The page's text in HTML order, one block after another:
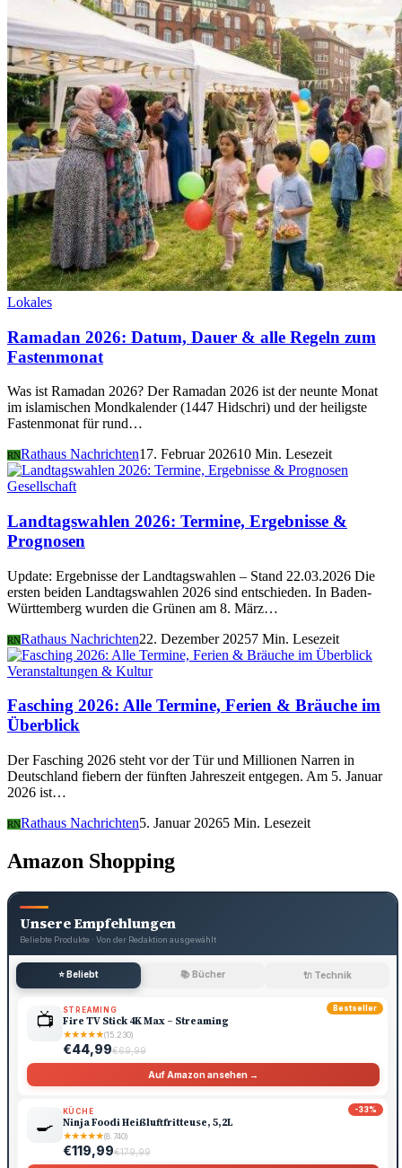
Lokales
Ramadan 2026: Datum, Dauer & alle Regeln zum
Fastenmonat
Was ist Ramadan 2026? Der Ramadan 2026 ist der neunte Monat
im islamischen Mondkalender (1447 Hidschri) und der heiligste
Fastenmonat für rund…
RNRathaus Nachrichten17. Februar 202610 Min. Lesezeit
Gesellschaft
Landtagswahlen 2026: Termine, Ergebnisse &
Prognosen
Update: Ergebnisse der Landtagswahlen – Stand 22.03.2026 Die
ersten beiden Landtagswahlen 2026 sind entschieden. In Baden-
Württemberg wurden die Grünen am 8. März…
RNRathaus Nachrichten22. Dezember 20257 Min. Lesezeit
Veranstaltungen & Kultur
Fasching 2026: Alle Termine, Ferien & Bräuche im
Überblick
Der Fasching 2026 steht vor der Tür und Millionen Narren in
Deutschland fiebern der fünften Jahreszeit entgegen. Am 5. Januar
2026 ist…
RNRathaus Nachrichten5. Januar 20265 Min. Lesezeit
Amazon Shopping
Unsere Empfehlungen
Beliebte Produkte · Von der Redaktion ausgewählt
⭐ Beliebt 📚 Bücher 🔌 Technik
Bestseller
📺 STREAMING
Fire TV Stick 4K Max – Streaming
★★★★★(15.230)
€44,99€69,99
Auf Amazon ansehen →
-33%
🍳
KÜCHE
Ninja Foodi Heißluftfritteuse, 5,2L
★★★★★(8.740)
€119,99€179,99